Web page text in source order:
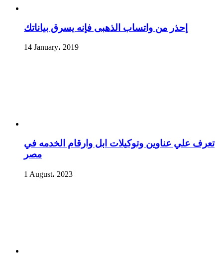
إحذر من واتساب الذهبى فإنه يسرق بياناتك
14 January، 2019
تعرف علي عناوين وتوكيلات ابل وارقام الخدمه في
مصر
1 August، 2023